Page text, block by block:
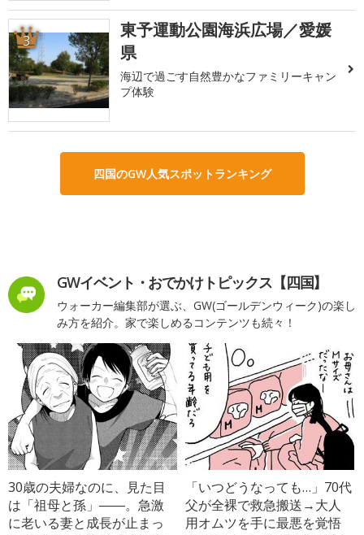
3
東予運動公園海浜広場／愛媛
県
海辺で過ごす自然豊かなファミリーキャン
プ体験
四国のGW人気スポットランキング
GWイベント・おでかけトピックス【四国】
ウォーカー編集部が選ぶ、GW(ゴールデンウィーク)の楽し
み方を紹介。家で楽しめるコンテンツも続々！
30歳の夫婦なのに、見た目
は「祖母と孫」――。急激
に老いる妻と成長が止まっ
「いつどうなっても…」70代
父が全裸で救急搬送→大人
用オムツを手に最悪を覚悟